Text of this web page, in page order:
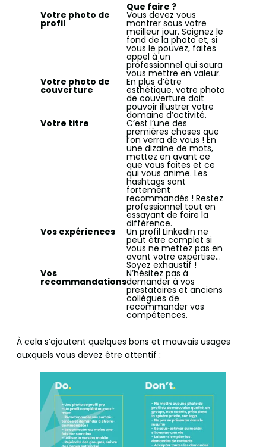
Que faire ?
Votre photo de
profil
Vous devez vous
montrer sous votre
meilleur jour. Soignez le
fond de la photo et, si
vous le pouvez, faites
appel à un
professionnel qui saura
vous mettre en valeur.
Votre photo de
couverture
En plus d’être
esthétique, votre photo
de couverture doit
pouvoir illustrer votre
domaine d’activité.
Votre titre C’est l’une des
premières choses que
l’on verra de vous ! En
une dizaine de mots,
mettez en avant ce
que vous faites et ce
qui vous anime. Les
hashtags sont
fortement
recommandés ! Restez
professionnel tout en
essayant de faire la
différence.
Vos expériences Un profil LinkedIn ne
peut être complet si
vous ne mettez pas en
avant votre expertise…
Soyez exhaustif !
Vos
recommandations
N’hésitez pas à
demander à vos
prestataires et anciens
collègues de
recommander vos
compétences.
À cela s’ajoutent quelques bons et mauvais usages
auxquels vous devez être attentif :